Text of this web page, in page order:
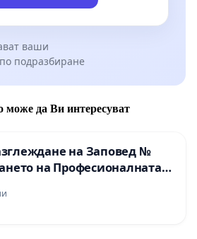
ваши
подразбиране
може да Ви интересуват
на Заповед №
на Професионалната
технологии в
гимназия по икономика и
Пазарджик